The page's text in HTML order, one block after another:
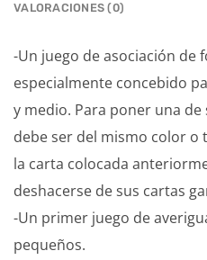
VALORACIONES (0)
-Un juego de asociación de
especialmente concebido
y medio. Para poner una
debe ser del mismo color
la carta colocada
deshacerse de sus cartas
-Un primer juego de
pequeños.